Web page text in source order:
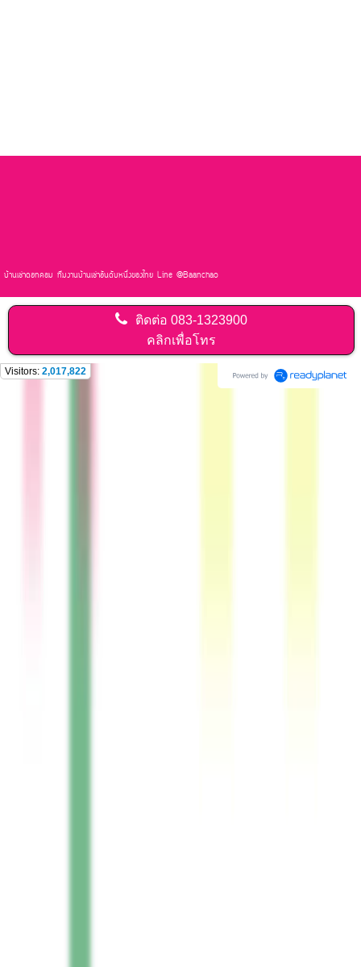
บ้านเช่าดอทคอม ทีมงานบ้านเช่าอันดับหนึ่งของไทย Line @Baanchao
ติดต่อ 083-1323900
คลิกเพื่อโทร
Visitors: 2,017,822